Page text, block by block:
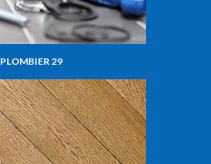
PLOMBIER 29